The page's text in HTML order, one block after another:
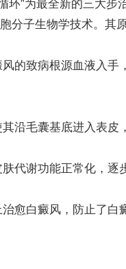
为最全新的三大步
分子生物学技术。其
致病根源血液入手
毛囊基底进入表皮
谢功能正常化，逐
白癜风，防止了白